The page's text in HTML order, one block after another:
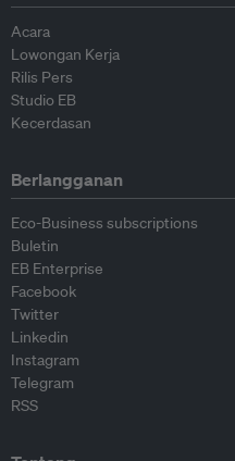
Acara
Lowongan Kerja
Rilis Pers
Studio EB
Kecerdasan
Berlangganan
Eco-Business subscriptions
Buletin
EB Enterprise
Facebook
Twitter
Linkedin
Instagram
Telegram
RSS